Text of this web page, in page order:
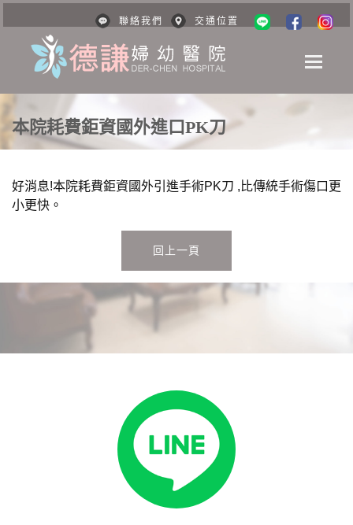
聯絡我們 交通位置
切換
本院耗費鉅資國外進口PK刀
好消息!本院耗費鉅資國外引進手術PK刀 ,比傳統手術傷口更
小更快。
回上一頁